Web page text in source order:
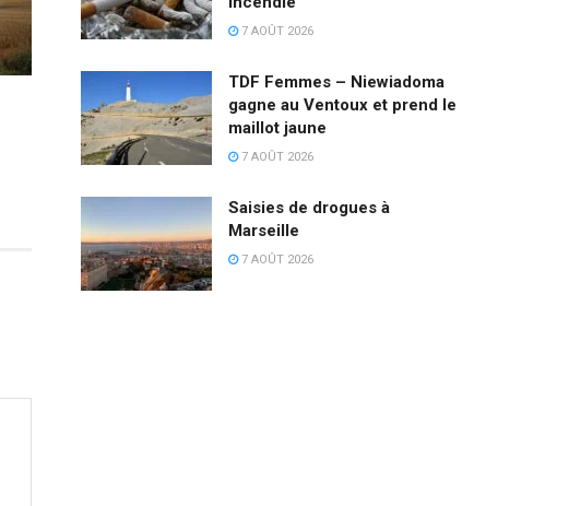
7 AOÛT 2026
TDF Femmes – Niewiadoma
gagne au Ventoux et prend le
maillot jaune
7 AOÛT 2026
Saisies de drogues à
Marseille
7 AOÛT 2026